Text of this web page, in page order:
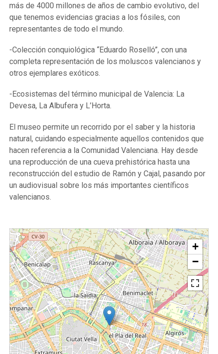
más de 4000 millones de años de cambio evolutivo, del
que tenemos evidencias gracias a los fósiles, con
representantes de todo el mundo.
-Colección conquiológica “Eduardo Roselló”, con una
completa representación de los moluscos valencianos y
otros ejemplares exóticos.
-Ecosistemas del término municipal de Valencia: La
Devesa, La Albufera y L’Horta.
El museo permite un recorrido por el saber y la historia
natural, cuidando especialmente aquellos contenidos que
hacen referencia a la Comunidad Valenciana. Hay desde
una reproducción de una cueva prehistórica hasta una
reconstrucción del estudio de Ramón y Cajal, pasando por
un audiovisual sobre los más importantes científicos
valencianos.
+
−